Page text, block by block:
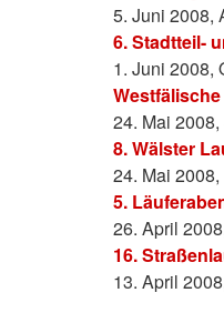
5. Juni 2008,
6. Stadtteil-
1. Juni 2008,
24. Mai
8. Wälster
24. Mai
5.
26. April
16.
13. April